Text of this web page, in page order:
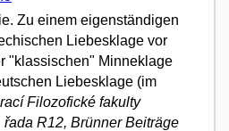
Zu einem eigenständigen
Liebesklage vor
"klassischen" Minneklage
Liebesklage (im
Filozofické fakulty
R12, Brünner Beiträge